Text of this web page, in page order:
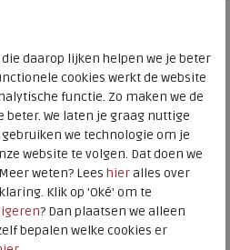
Piedi Nudi
daarop lijken helpen we je beter
cookies werkt de website
functie. Zo maken we de
beter. We laten je graag nuttige
we technologie om je
website te volgen. Dat doen we
weten? Lees hieralles over
Klik op 'Oké' om te
? Dan plaatsen we alleen
bepalen welke cookies er